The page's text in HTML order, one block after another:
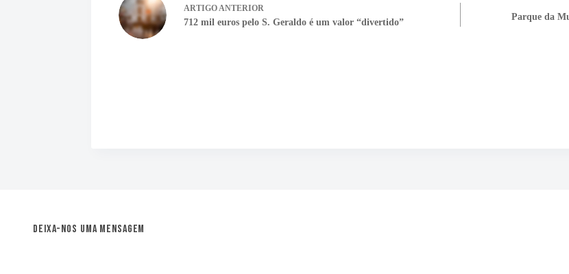
ARTIGOANTERIOR
712 mil euros pelo S. Geraldo é um valor “divertido”
Parque da
Deixa-nos uma mensagem